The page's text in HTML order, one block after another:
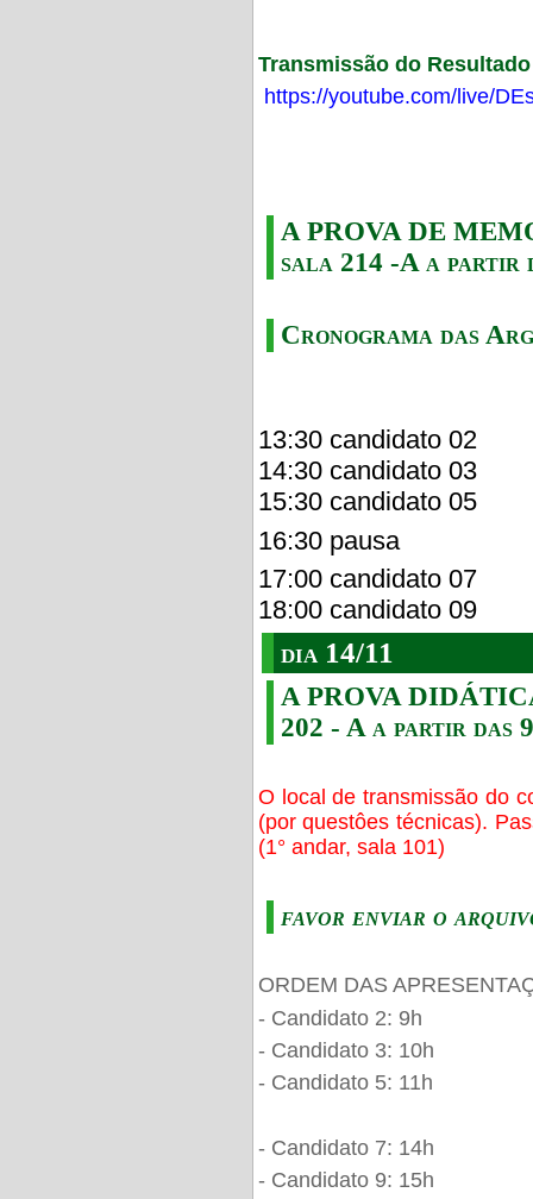
Transmissão do
https://youtube.com/live/
A PROVA DE
sala 214 -A a partir
Cronograma das
13:30 candidato 02
14:30 candidato 03
15:30 candidato 05
16:30 pausa
17:00 candidato 07
18:00 candidato 09
dia 14/11
A PROVA
202 - A a partir das
O local de transmissão do
(por questôes técnicas).
(1° andar, sala 101)
favor enviar o
ORDEM DAS
- Candidato 2: 9h
- Candidato 3: 10h
- Candidato 5: 11h
- Candidato 7: 14h
- Candidato 9: 15h